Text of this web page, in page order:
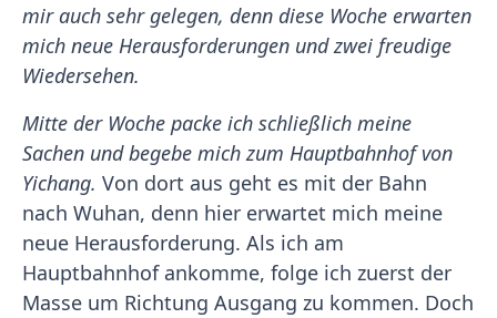
mir auch sehr gelegen, denn diese Woche erwarten
mich neue Herausforderungen und zwei freudige
Wiedersehen.
Mitte der Woche packe ich schließlich meine
Sachen und begebe mich zum Hauptbahnhof von
Yichang. Von dort aus geht es mit der Bahn
nach Wuhan, denn hier erwartet mich meine
neue Herausforderung. Als ich am
Hauptbahnhof ankomme, folge ich zuerst der
Masse um Richtung Ausgang zu kommen. Doch